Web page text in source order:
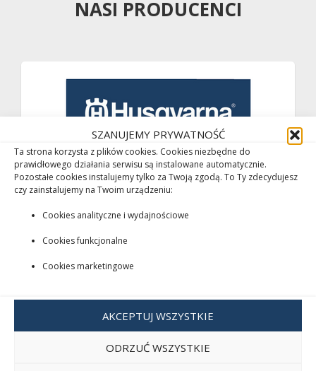
SZANUJEMY PRYWATNOŚĆ
Ta strona korzysta z plików cookies. Cookies niezbędne do
prawidłowego działania serwisu są instalowane automatycznie.
Pozostałe cookies instalujemy tylko za Twoją zgodą. To Ty zdecydujesz
czy zainstalujemy na Twoim urządzeniu:
Cookies analityczne i wydajnościowe
Cookies funkcjonalne
Cookies marketingowe
AKCEPTUJ WSZYSTKIE
ODRZUĆ WSZYSTKIE
NASI PRODUCENCI